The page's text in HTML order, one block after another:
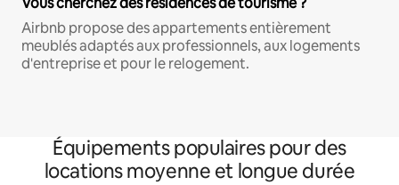
Airbnb propose des appartements entièrement
meublés adaptés aux professionnels, aux logements
d'entreprise et pour le relogement.
Équipements populaires pour des
locations moyenne et longue durée